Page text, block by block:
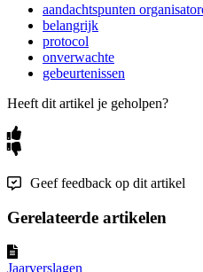
aandachtspunten
belangrijk
protocol
onverwachte
gebeurtenissen
Heeft dit artikel je geholpen?
Geef feedback op dit artikel
Gerelateerde artikelen
Jaarverslagen